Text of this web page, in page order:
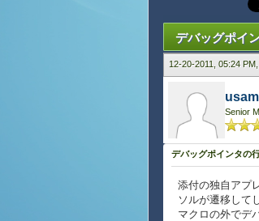
デバッグポイ
12-20-2011, 05:24 PM,
Senior
デバッグポインタの
添付の独自アプ
ソルが遷移して
マクロの外でデ